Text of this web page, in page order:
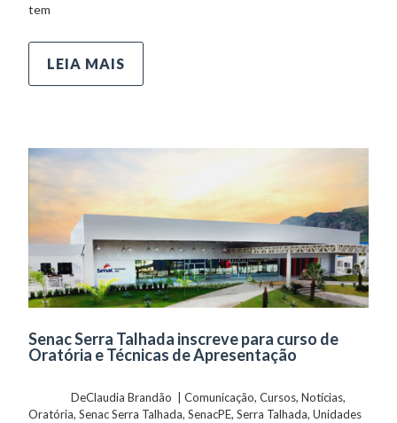
tem
LEIA MAIS
Senac Serra Talhada inscreve para curso de
Oratória e Técnicas de Apresentação
	    	DeClaudia Brandão  |
Comunicação, Cursos, Notícias
Oratória, Senac Serra Talhada, SenacPE, Serra Talhada, Unidades